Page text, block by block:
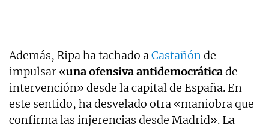
Además, Ripa ha tachado aCastañónde
impulsar «una ofensiva antidemocráticade
intervención» desde la capital de España. En
este sentido, ha desvelado otra «maniobra que
confirma las injerencias desde Madrid». La